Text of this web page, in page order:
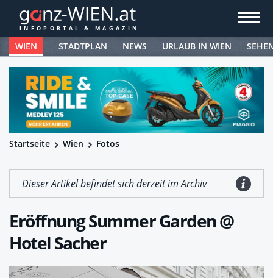
WIEN STADTPLAN NEWS URLAUB IN WIEN
Startseite Wien Fotos
Dieser Artikel befindet sich derzeit im Archiv
Eröffnung Summer Garden @
Hotel Sacher